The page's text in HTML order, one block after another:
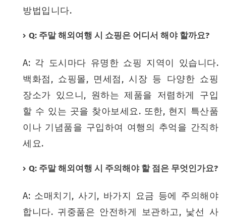
방법입니다.
Q: 주말 해외여행 시 쇼핑은 어디서 해야 할까요?
A: 각 도시마다 유명한 쇼핑 지역이 있습니다.
백화점, 쇼핑몰, 면세점, 시장 등 다양한 쇼핑
장소가 있으니, 원하는 제품을 저렴하게 구입
할 수 있는 곳을 찾아보세요. 또한, 현지 특산품
이나 기념품을 구입하여 여행의 추억을 간직하
세요.
Q: 주말 해외여행 시 주의해야 할 점은 무엇인가요?
A: 소매치기, 사기, 바가지 요금 등에 주의해야
합니다. 귀중품은 안전하게 보관하고, 낯선 사